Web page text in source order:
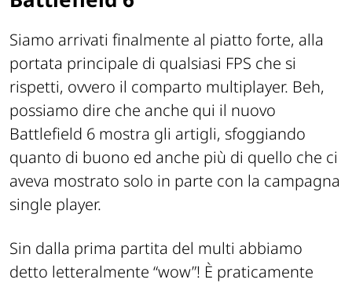
Siamo arrivati finalmente al piatto forte, alla
portata principale di qualsiasi FPS che si
rispetti, ovvero il comparto multiplayer. Beh,
possiamo dire che anche qui il nuovo
Battlefield 6 mostra gli artigli, sfoggiando
quanto di buono ed anche più di quello che ci
aveva mostrato solo in parte con la campagna
single player.
Sin dalla prima partita del multi abbiamo
detto letteralmente “wow”! È praticamente